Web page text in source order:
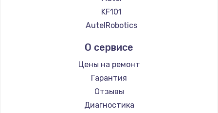
KF101
AutelRobotics
О сервисе
Цены на ремонт
Гарантия
Отзывы
Диагностика